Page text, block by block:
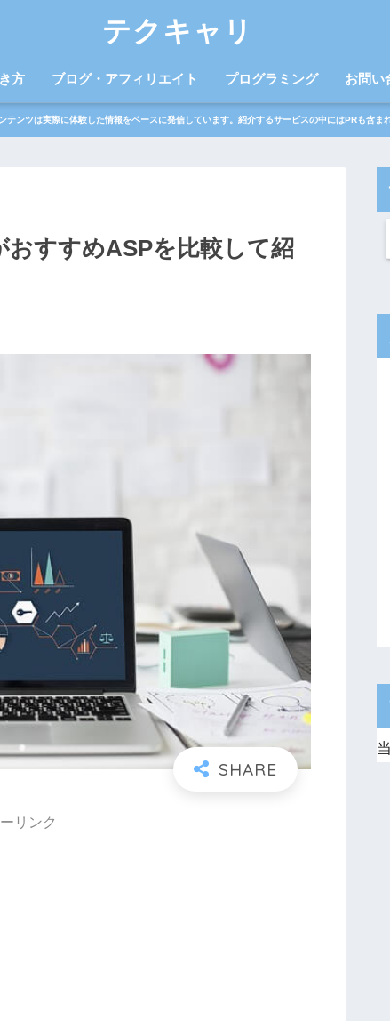
テクキャリ
方 ブログ・アフィリエイト プログラミング お問い
テンツは実際に体験した情報をベースに発信しています。紹介するサービスの中にはPRも含ま
すすめASPを比較して紹
リンク